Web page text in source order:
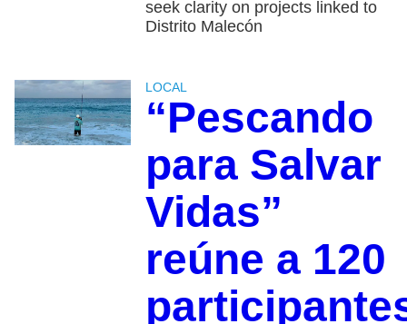
seek clarity on projects linked to
Distrito Malecón
LOCAL
“Pescando
para Salvar
Vidas”
reúne a 120